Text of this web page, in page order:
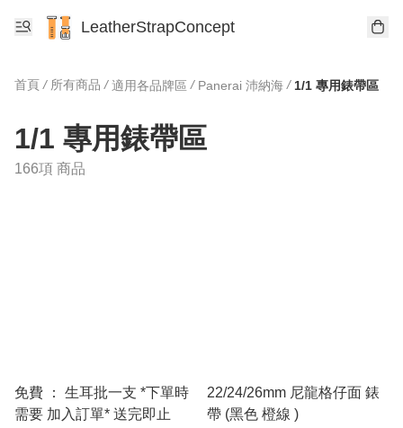
LeatherStrapConcept
首頁 / 所有商品 / 適用各品牌區 / Panerai 沛納海 / 1/1 專用錶帶區
1/1 專用錶帶區
166項 商品
免費 ： 生耳批一支 *下單時
需要 加入訂單* 送完即止
22/24/26mm 尼龍格仔面 錶
帶 (黑色 橙線 )